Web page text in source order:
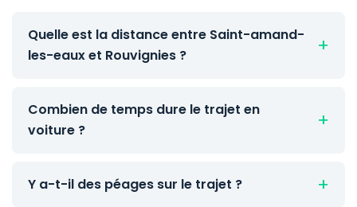
Quelle est la distance entre Saint-amand-
les-eaux et Rouvignies ?
Combien de temps dure le trajet en
voiture ?
Y a-t-il des péages sur le trajet ?